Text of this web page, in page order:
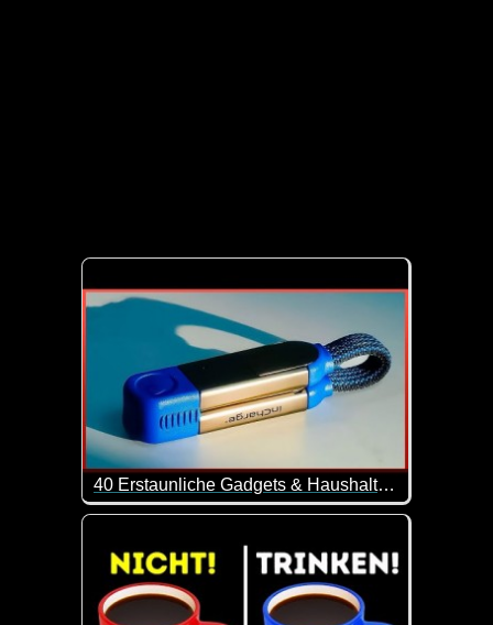
40 Erstaunliche Gadgets & Haushaltsgeräte Von Amazon -5
40 interessante Gadgets, die dein Leben leichter